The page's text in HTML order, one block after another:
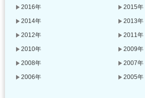
2016年
2015年
2014年
2013年
2012年
2011年
2010年
2009年
2008年
2007年
2006年
2005年